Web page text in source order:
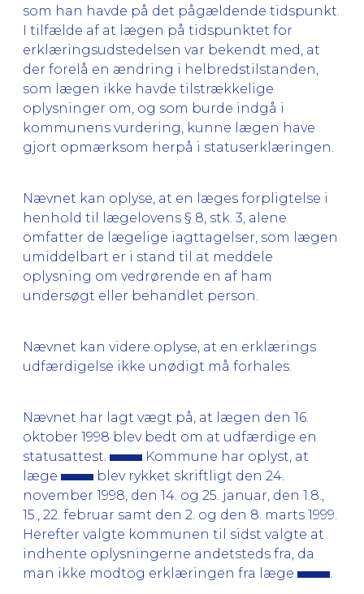
som han havde på det pågældende tidspunkt.
I tilfælde af at lægen på tidspunktet for
erklæringsudstedelsen var bekendt med, at
der forelå en ændring i helbredstilstanden,
som lægen ikke havde tilstrækkelige
oplysninger om, og som burde indgå i
kommunens vurdering, kunne lægen have
gjort opmærksom herpå i statuserklæringen.
Nævnet kan oplyse, at en læges forpligtelse i
henhold til lægelovens § 8, stk. 3, alene
omfatter de lægelige iagttagelser, som lægen
umiddelbart er i stand til at meddele
oplysning om vedrørende en af ham
undersøgt eller behandlet person.
Nævnet kan videre oplyse, at en erklærings
udfærdigelse ikke unødigt må forhales.
Nævnet har lagt vægt på, at lægen den 16.
oktober 1998 blev bedt om at udfærdige en
statusattest.
Kommune har oplyst, at
læge
blev rykket skriftligt den 24.
november 1998, den 14. og 25. januar, den 1.8.,
15., 22. februar samt den 2. og den 8. marts 1999.
Herefter valgte kommunen til sidst valgte at
indhente oplysningerne andetsteds fra, da
man ikke modtog erklæringen fra læge